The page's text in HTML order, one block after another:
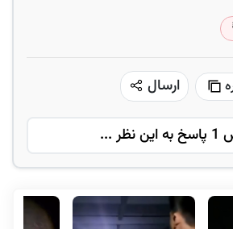
ارسال
...